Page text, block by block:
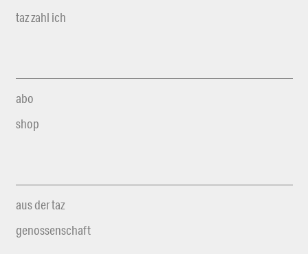
taz zahl ich
abo
shop
aus der taz
genossenschaft